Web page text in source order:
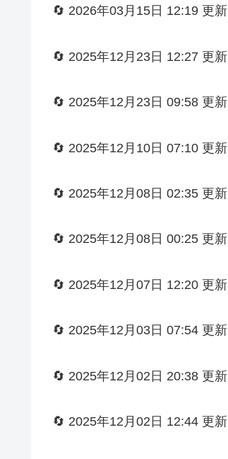
🔄 2026年03月15日 12:19 更新
🔄 2025年12月23日 12:27 更新
🔄 2025年12月23日 09:58 更新
🔄 2025年12月10日 07:10 更新
🔄 2025年12月08日 02:35 更新
🔄 2025年12月08日 00:25 更新
🔄 2025年12月07日 12:20 更新
🔄 2025年12月03日 07:54 更新
🔄 2025年12月02日 20:38 更新
🔄 2025年12月02日 12:44 更新